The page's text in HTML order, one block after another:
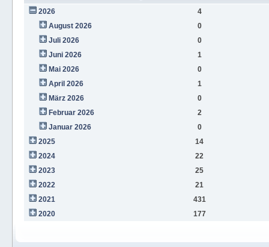
2026
4
August 2026
0
Juli 2026
0
Juni 2026
1
Mai 2026
0
April 2026
1
März 2026
0
Februar 2026
2
Januar 2026
0
2025
14
2024
22
2023
25
2022
21
2021
431
2020
177